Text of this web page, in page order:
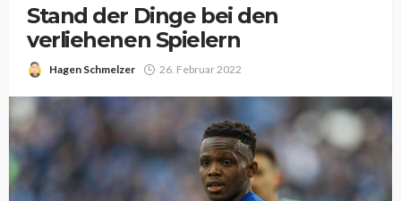
Stand der Dinge bei den
verliehenen Spielern
Hagen Schmelzer 26. Februar 2022